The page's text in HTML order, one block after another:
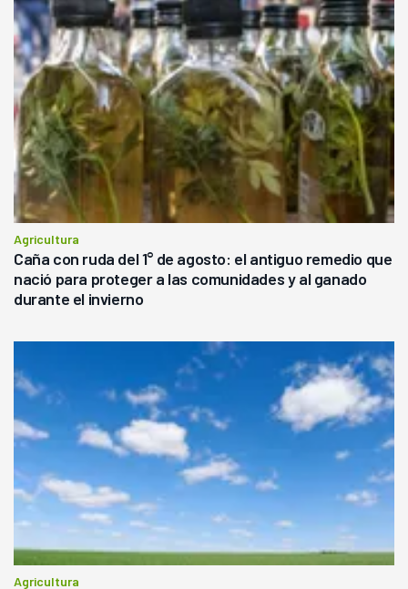
Agricultura
Caña con ruda del 1° de agosto: el antiguo remedio que
nació para proteger a las comunidades y al ganado
durante el invierno
Agricultura